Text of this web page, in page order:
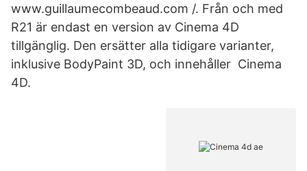
www.guillaumecombeaud.com /. Från och med
R21 är endast en version av Cinema 4D
tillgänglig. Den ersätter alla tidigare varianter,
inklusive BodyPaint 3D, och innehåller Cinema
4D.